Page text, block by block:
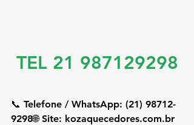
TEL 21 987129298
📞 Telefone / WhatsApp: (21) 98712-
9298🌐 Site: kozaquecedores.com.br